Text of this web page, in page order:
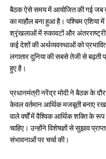
बैठक ऐसे समय में आयोजित की गई जब
का माहौल बना हुआ है। पश्चिम एशिया में
श्रृंखलाओं में रुकावटों और अंतरराष्ट्रीय
कई देशों की अर्थव्यवस्थाओं को
लगातार दुनिया की सबसे तेजी से
हुए है।
प्रधानमंत्री नरेंद्र मोदी ने बैठक के
केवल वर्तमान आर्थिक मजबूती बनाए
वाले वर्षों में वैश्विक आर्थिक शक्ति के
चाहिए। उन्होंने विशेषज्ञों से सुझाव
संभावनाओं पर चर्चा की।